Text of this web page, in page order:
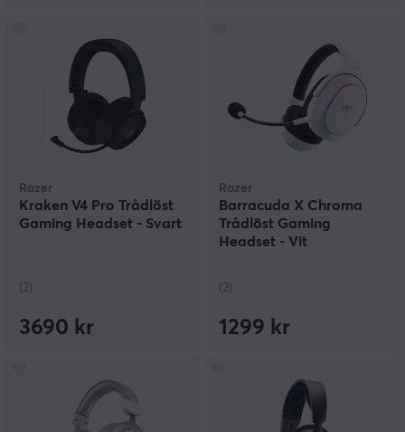
Razer
Kraken V4 Pro Trådlöst
Gaming Headset - Svart
(2)
3690 kr
Razer
Barracuda X Chroma
Trådlöst Gaming
Headset - Vit
(2)
1299 kr